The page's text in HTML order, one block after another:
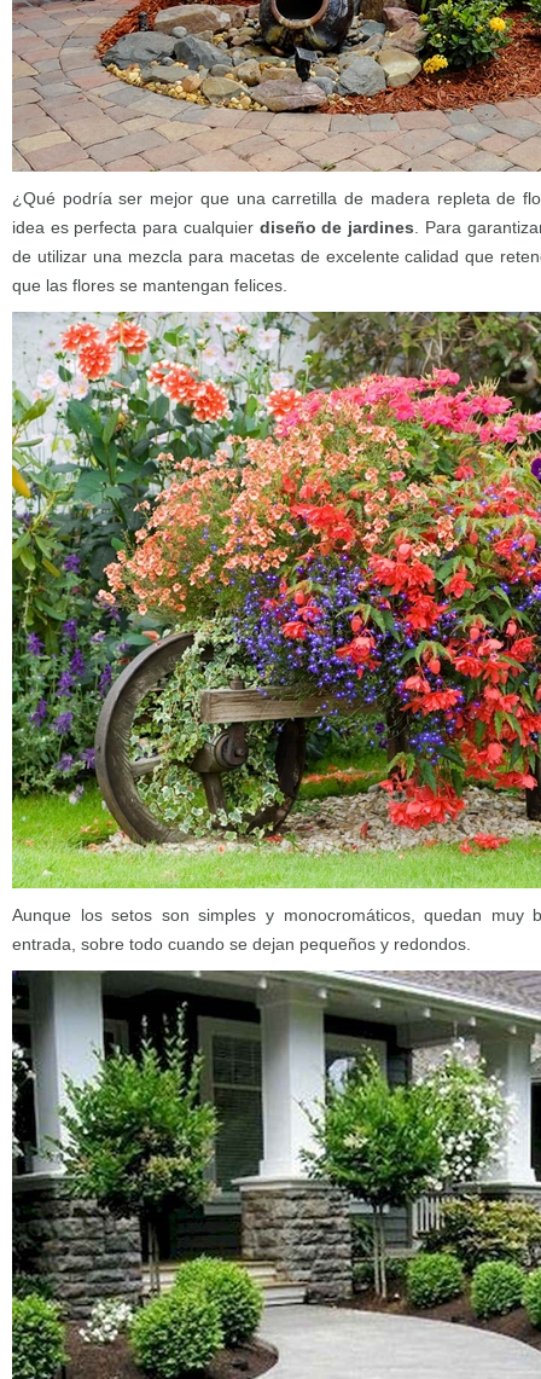
¿Qué podría ser mejor que una carretilla de madera repleta de
idea es perfecta para cualquier diseño de jardines . Para
de utilizar una mezcla para macetas de excelente calidad que
que las flores se mantengan felices.
Aunque los setos son simples y monocromáticos, quedan
entrada, sobre todo cuando se dejan pequeños y redondos.